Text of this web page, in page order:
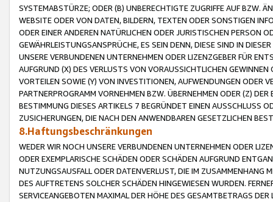
SYSTEMABSTÜRZE; ODER (B) UNBERECHTIGTE ZUGRIFFE AUF BZW.
WEBSITE ODER VON DATEN, BILDERN, TEXTEN ODER SONSTIGEN
ODER EINER ANDEREN NATÜRLICHEN ODER JURISTISCHEN PERSON
GEWÄHRLEISTUNGSANSPRÜCHE, ES SEIN DENN, DIESE SIND IN
UNSERE VERBUNDENEN UNTERNEHMEN ODER LIZENZGEBER FÜR
AUFGRUND (X) DES VERLUSTS VON VORAUSSICHTLICHEN
VORTEILEN SOWIE (Y) VON INVESTITIONEN, AUFWENDUNGEN ODER
PARTNERPROGRAMM VORNEHMEN BZW. ÜBERNEHMEN ODER (Z)
BESTIMMUNG DIESES ARTIKELS 7 BEGRÜNDET EINEN AUSSCHLUSS
ZUSICHERUNGEN, DIE NACH DEN ANWENDBAREN GESETZLICHEN
8.Haftungsbeschränkungen
WEDER WIR NOCH UNSERE VERBUNDENEN UNTERNEHMEN ODER
ODER EXEMPLARISCHE SCHÄDEN ODER SCHÄDEN AUFGRUND
NUTZUNGSAUSFALL ODER DATENVERLUST, DIE IM ZUSAMMENHANG
DES AUFTRETENS SOLCHER SCHÄDEN HINGEWIESEN WURDEN.
SERVICEANGEBOTEN MAXIMAL DER HÖHE DES GESAMTBETRAGS